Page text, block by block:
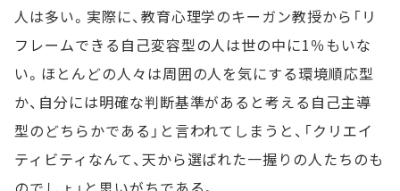
人は多い。実際に、教育心理学のキーガン教授から「リ
フレームできる自己変容型の人は世の中に1％もいな
い。ほとんどの人々は周囲の人を気にする環境順応型
か、自分には明確な判断基準があると考える自己主導
型のどちらかである」と言われてしまうと、「クリエイ
ティビティなんて、天から選ばれた一握りの人たちのも